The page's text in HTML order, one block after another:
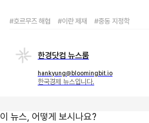
#호르무즈 해협 #이란 제재 #중동 지정학
한경닷컴 뉴스룸
hankyung@bloomingbit.io
한국경제 뉴스입니다.
이 뉴스, 어떻게 보시나요?